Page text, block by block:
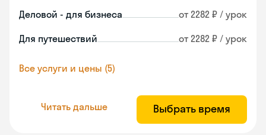
Деловой - для бизнеса от 2282 ₽ / урок
Для путешествий от 2282 ₽ / урок
Все услуги и цены (5)
Читать дальше Выбрать время